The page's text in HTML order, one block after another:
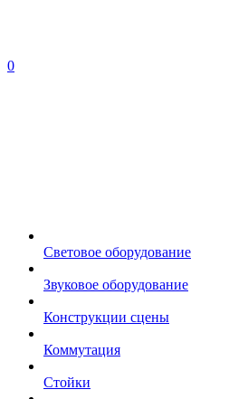
0
Световое оборудование
Звуковое оборудование
Конструкции сцены
Коммутация
Стойки